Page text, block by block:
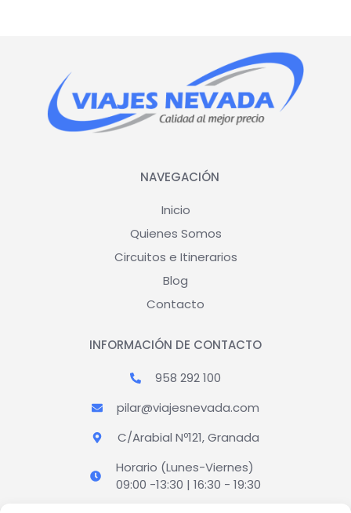
NAVEGACIÓN
Inicio
Quienes Somos
Circuitos e Itinerarios
Blog
Contacto
INFORMACIÓN DE CONTACTO
958 292 100
pilar@viajesnevada.com
C/Arabial Nº121, Granada
Horario (Lunes-Viernes)
09:00 -13:30 | 16:30 - 19:30